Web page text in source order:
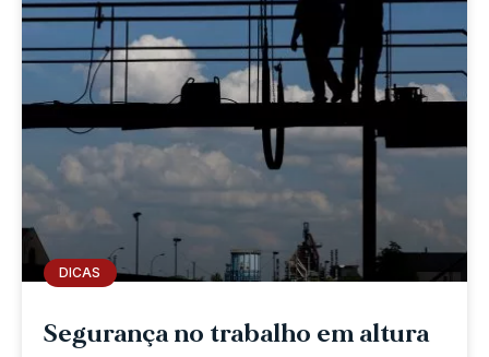
DICAS
Segurança no trabalho em altura